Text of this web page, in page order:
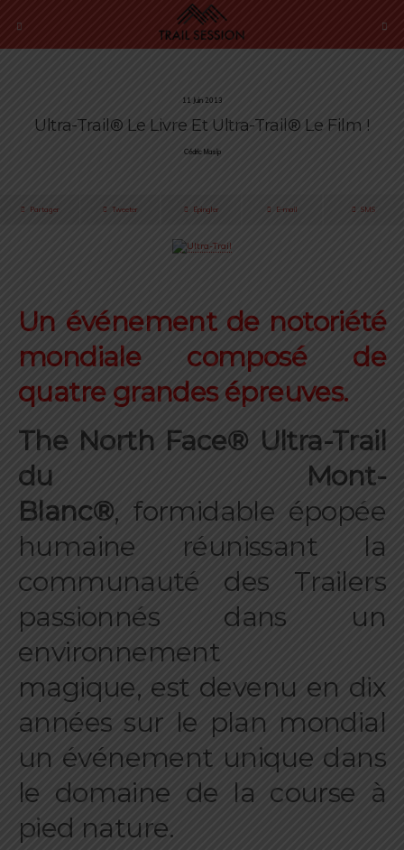
11 Juin 2013
Ultra-Trail® Le Livre Et Ultra-Trail® Le Film !
Cédric Masip
Partager Tweeter Épingler E-mail SMS
Un événement de notoriété
mondiale composé de
quatre grandes épreuves.
The North Face® Ultra-Trail
du Mont-
Blanc®, formidable épopée
humaine réunissant la
communauté des Trailers
passionnés dans un
environnement
magique, est devenu en dix
années sur le plan mondial
un événement unique dans
le domaine de la course à
pied nature.